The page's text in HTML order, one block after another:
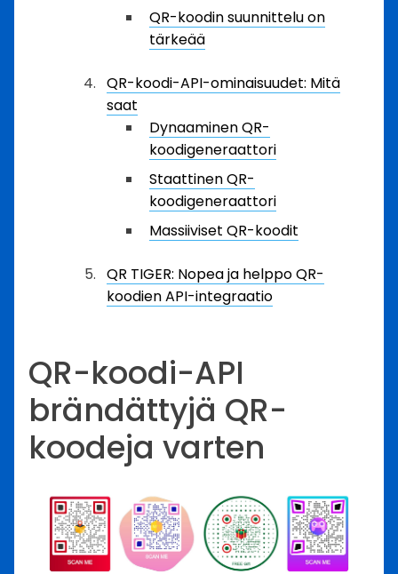
QR-koodin suunnittelu on
tärkeää
QR-koodi-API-ominaisuudet: Mitä
saat
Dynaaminen QR-
koodigeneraattori
Staattinen QR-
koodigeneraattori
Massiiviset QR-koodit
QR TIGER: Nopea ja helppo QR-
koodien API-integraatio
QR-koodi-API
brändättyjä QR-
koodeja varten